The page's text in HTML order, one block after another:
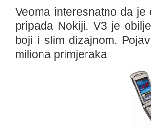
Veoma interesnatno da
pripada Nokiji. V3 je
boji i slim dizajnom.
miliona primjeraka